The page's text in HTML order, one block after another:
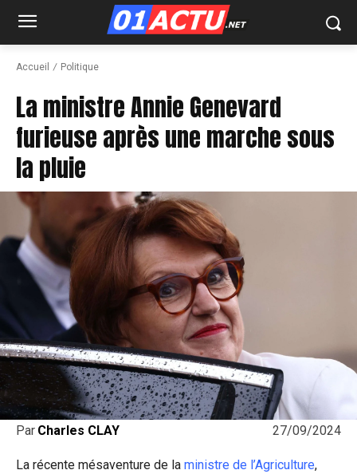
Accueil Politique
La ministre Annie Genevard
furieuse après une marche sous
la pluie
27/09/2024
Par Charles CLAY
La récente mésaventure de la ministre de l’Agriculture,